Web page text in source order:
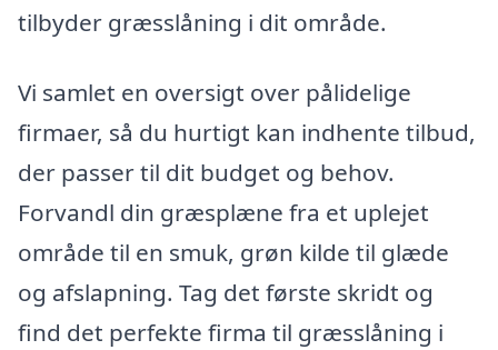
tilbyder græsslåning i dit område.
Vi samlet en oversigt over pålidelige
firmaer, så du hurtigt kan indhente tilbud,
der passer til dit budget og behov.
Forvandl din græsplæne fra et uplejet
område til en smuk, grøn kilde til glæde
og afslapning. Tag det første skridt og
find det perfekte firma til græsslåning i